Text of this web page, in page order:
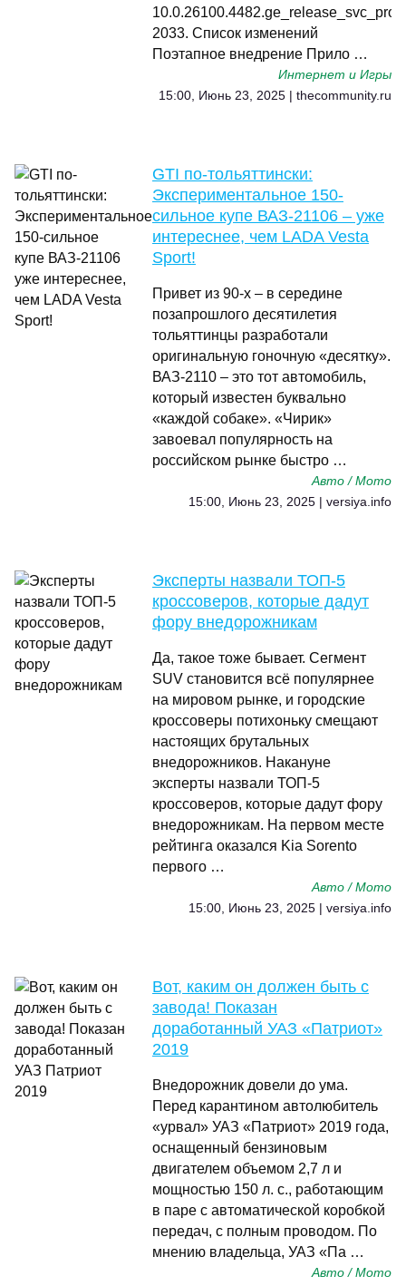
2033. Список изменений
Поэтапное внедрение Прило …
Интернет и Игры
15:00, Июнь 23, 2025 | thecommunity.ru
GTI по-тольяттински:
Экспериментальное 150-
сильное купе ВАЗ-21106 – уже
интереснее, чем LADA Vesta
Sport!
Привет из 90-х – в середине
позапрошлого десятилетия
тольяттинцы разработали
оригинальную гоночную «десятку».
ВАЗ-2110 – это тот автомобиль,
который известен буквально
«каждой собаке». «Чирик»
завоевал популярность на
российском рынке быстро …
Авто / Мото
15:00, Июнь 23, 2025 | versiya.info
Эксперты назвали ТОП-5
кроссоверов, которые дадут
фору внедорожникам
Да, такое тоже бывает. Сегмент
SUV становится всё популярнее
на мировом рынке, и городские
кроссоверы потихоньку смещают
настоящих брутальных
внедорожников. Накануне
эксперты назвали ТОП-5
кроссоверов, которые дадут фору
внедорожникам. На первом месте
рейтинга оказался Kia Sorento
первого …
Авто / Мото
15:00, Июнь 23, 2025 | versiya.info
Вот, каким он должен быть с
завода! Показан
доработанный УАЗ «Патриот»
2019
Внедорожник довели до ума.
Перед карантином автолюбитель
«урвал» УАЗ «Патриот» 2019 года,
оснащенный бензиновым
двигателем объемом 2,7 л и
мощностью 150 л. с., работающим
в паре с автоматической коробкой
передач, с полным проводом. По
мнению владельца, УАЗ «Па …
Авто / Мото